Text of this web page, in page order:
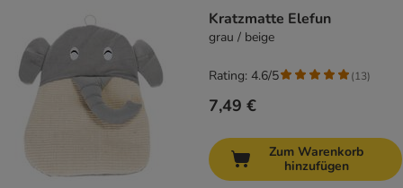
Kratzmatte Elefun
grau / beige
7,49 €
Rating: 4.6/5 (13)
Zum Warenkorb
hinzufügen